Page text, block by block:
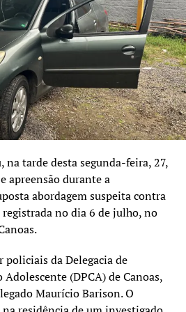
dessas comunicações e
de ações criminosas.
após a análise de um relatório
laboratório vinculado ao
Pública.
os suspeitos têm entre 19 e 31
em tese, pelos crimes de
previstas na legislação
os fatos não foram
A responsabilização
análise pericial do material
do inquérito.
tarde desta segunda-feira, 27,
apreensão durante a
abordagem suspeita contra
no dia 6 de julho, no
policiais da Delegacia de
Adolescente (DPCA) de Canoas,
Maurício Barison. O